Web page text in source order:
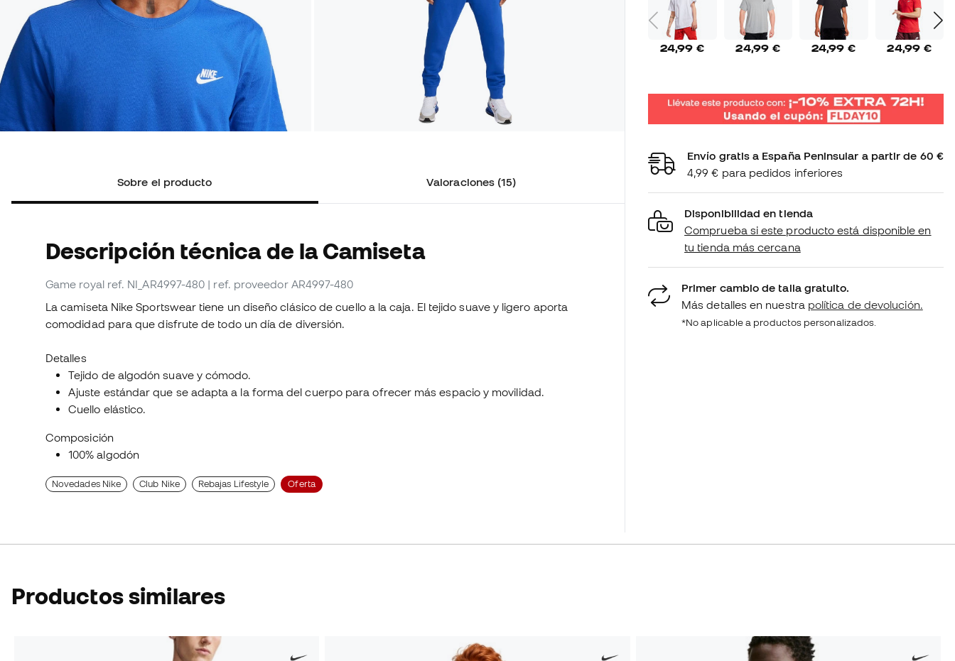
Sobre el producto Valoraciones (15)
Descripción técnica de la Camiseta
Game royal ref. NI_AR4997-480 | ref. proveedor AR4997-480
La camiseta Nike Sportswear tiene un diseño clásico de cuello a la caja. El tejido suave y ligero aporta
comodidad para que disfrute de todo un día de diversión.
Detalles
Tejido de algodón suave y cómodo.
Ajuste estándar que se adapta a la forma del cuerpo para ofrecer más espacio y movilidad.
Cuello elástico.
Composición
100% algodón
Novedades Nike Club Nike Rebajas Lifestyle Oferta
24,99 € 24,99 € 24,99 € 24,99 €
Envío gratis a España Peninsular a partir de 60 €
4,99 € para pedidos inferiores
Disponibilidad en tienda
Comprueba si este producto está disponible en
tu tienda más cercana
Primer cambio de talla gratuito.
Más detalles en nuestra política de devolución.
*No aplicable a productos personalizados.
Productos similares